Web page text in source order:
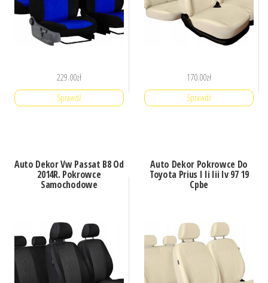
229.00zł
Sprawdź
170.00zł
Sprawdź
Auto Dekor Vw Passat B8 Od
2014R. Pokrowce
Samochodowe
Auto Dekor Pokrowce Do
Toyota Prius I Ii Iii Iv 97 19
Cpbe